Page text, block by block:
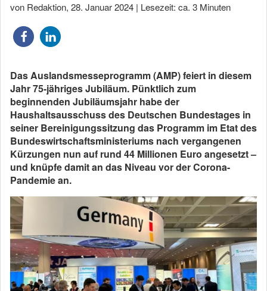
von Redaktion, 28. Januar 2024 | Lesezeit: ca. 3 Minuten
Das Auslandsmesseprogramm (AMP) feiert in diesem
Jahr 75-jähriges Jubiläum. Pünktlich zum
beginnenden Jubiläumsjahr habe der
Haushaltsausschuss des Deutschen Bundestages in
seiner Bereinigungssitzung das Programm im Etat des
Bundeswirtschaftsministeriums nach vergangenen
Kürzungen nun auf rund 44 Millionen Euro angesetzt –
und knüpfe damit an das Niveau vor der Corona-
Pandemie an.